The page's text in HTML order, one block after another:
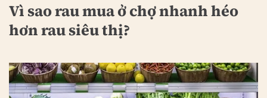
Vì sao rau mua ở chợ nhanh héo
hơn rau siêu thị?